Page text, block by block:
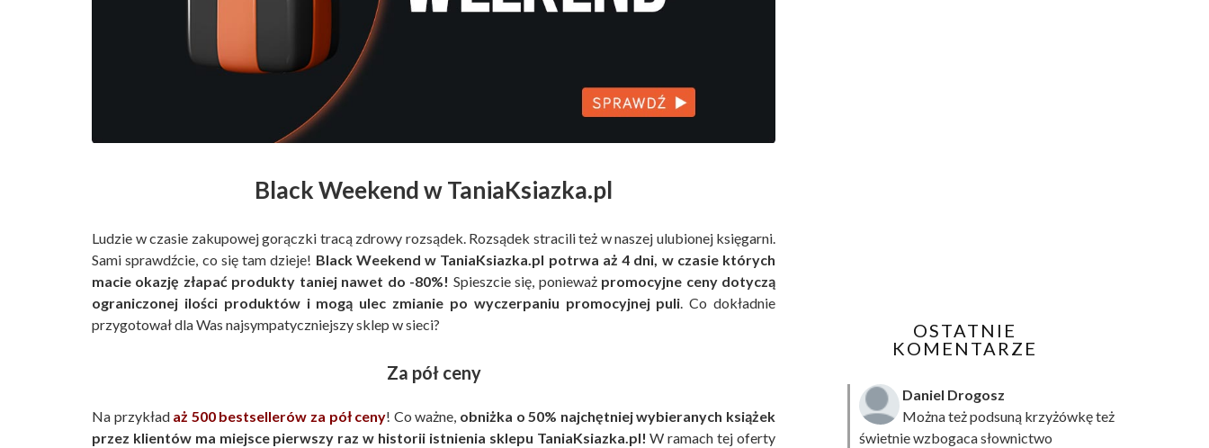
Black Weekend w TaniaKsiazka.pl
Ludzie w czasie zakupowej gorączki tracą zdrowy rozsądek. Rozsądek stracili też w naszej ulubionej księgarni.
Sami sprawdźcie, co się tam dzieje! Black Weekend w TaniaKsiazka.pl potrwa aż 4 dni, w czasie których
macie okazję złapać produkty taniej nawet do -80%! Spieszcie się, ponieważ promocyjne ceny dotyczą
ograniczonej ilości produktów i mogą ulec zmianie po wyczerpaniu promocyjnej puli. Co dokładnie
przygotował dla Was najsympatyczniejszy sklep w sieci?
Za pół ceny
Na przykład aż 500 bestsellerów za pół ceny! Co ważne, obniżka o 50% najchętniej wybieranych książek
przez klientów ma miejsce pierwszy raz w historii istnienia sklepu TaniaKsiazka.pl! W ramach tej oferty
OSTATNIE
KOMENTARZE
Daniel Drogosz
Można też podsuną krzyżówkęteż
świetnie wzbogaca słownictwo